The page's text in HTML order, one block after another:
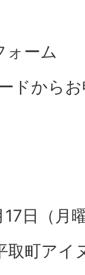
ーム
ドから
日（月
町アイ